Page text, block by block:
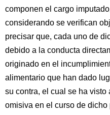
componen el cargo
considerando se verifican
precisar que, cada uno de
debido a la conducta
originado en el
alimentario que han dado
su contra, el cual se ha visto
omisiva en el curso de